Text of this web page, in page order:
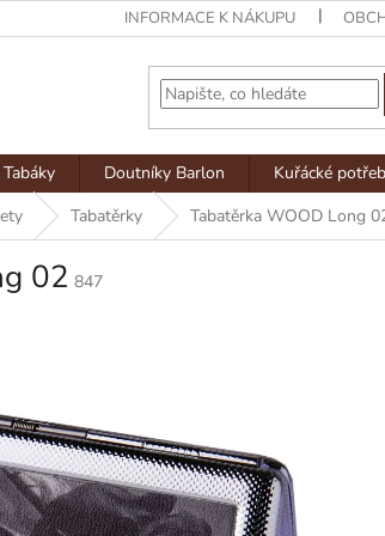
INFORMACE K NÁKUPU
Tabáky Doutníky Barlon Kuřácké
Tabatěrky Tabatěrka WOOD Long
02 847